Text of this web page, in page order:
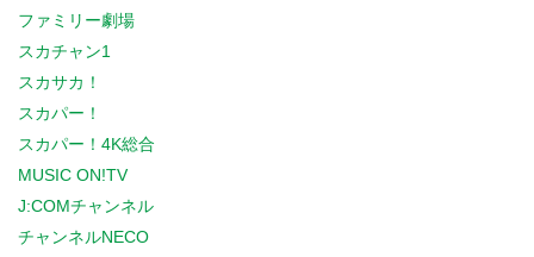
ファミリー劇場
スカチャン1
スカサカ！
スカパー！
スカパー！4K総合
MUSIC ON!TV
J:COMチャンネル
チャンネルNECO